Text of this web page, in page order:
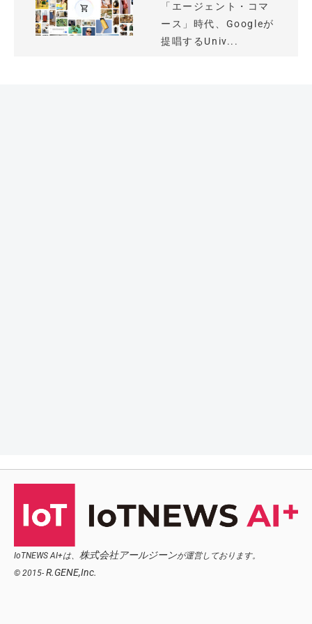
「エージェント・コマ
ース」時代、Googleが
提唱するUniv...
IoTNEWS AI+は、 株式会社アールジーンが運営しております。
© 2015- R.GENE,Inc.